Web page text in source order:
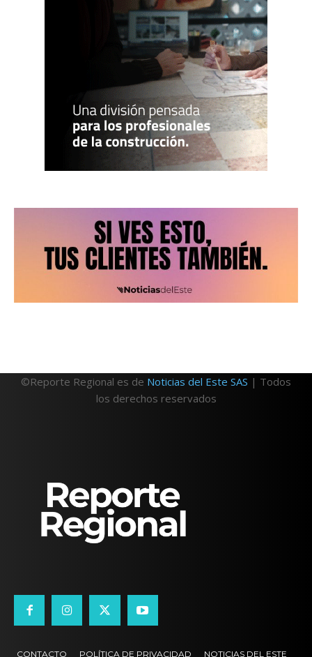
©Reporte Regional es de Noticias del Este SAS | Todos
los derechos reservados
CONTACTO POLÍTICA DE PRIVACIDAD NOTICIAS DEL ESTE